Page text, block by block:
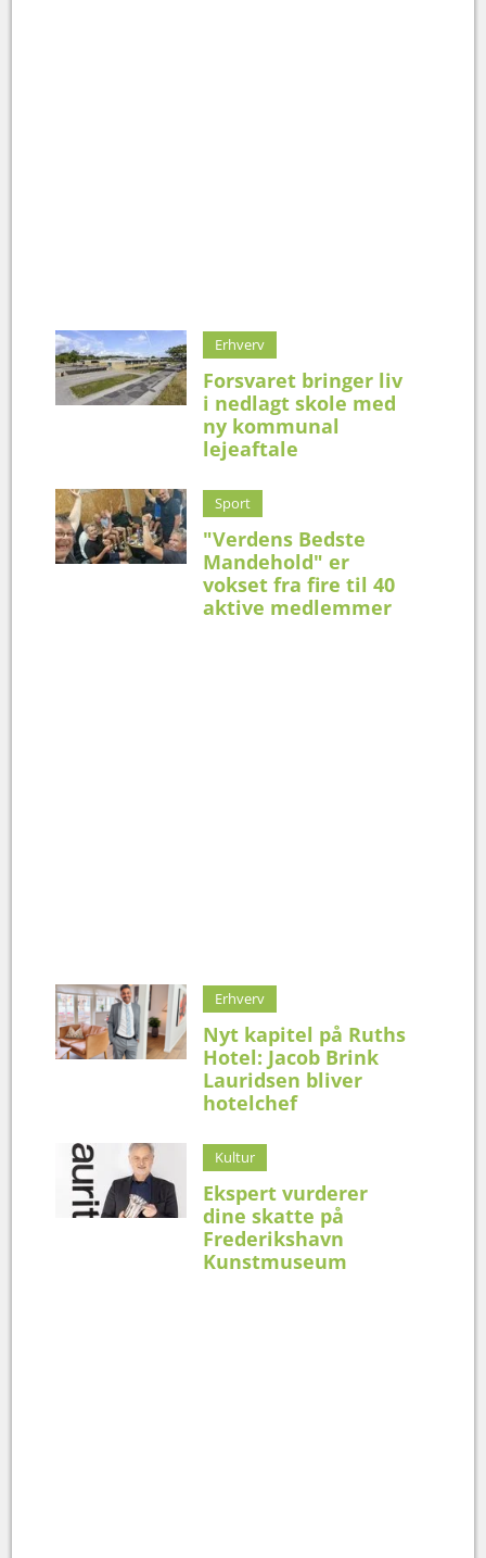
Erhverv
Forsvaret bringer liv
i nedlagt skole med
ny kommunal
lejeaftale
Sport
"Verdens Bedste
Mandehold" er
vokset fra fire til 40
aktive medlemmer
Erhverv
Nyt kapitel på Ruths
Hotel: Jacob Brink
Lauridsen bliver
hotelchef
Kultur
Ekspert vurderer
dine skatte på
Frederikshavn
Kunstmuseum